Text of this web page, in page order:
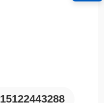
、电位器等。
15122443288